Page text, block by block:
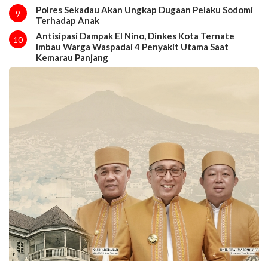
9
Polres Sekadau Akan Ungkap Dugaan Pelaku Sodomi
Terhadap Anak
10
Antisipasi Dampak El Nino, Dinkes Kota Ternate
Imbau Warga Waspadai 4 Penyakit Utama Saat
Kemarau Panjang